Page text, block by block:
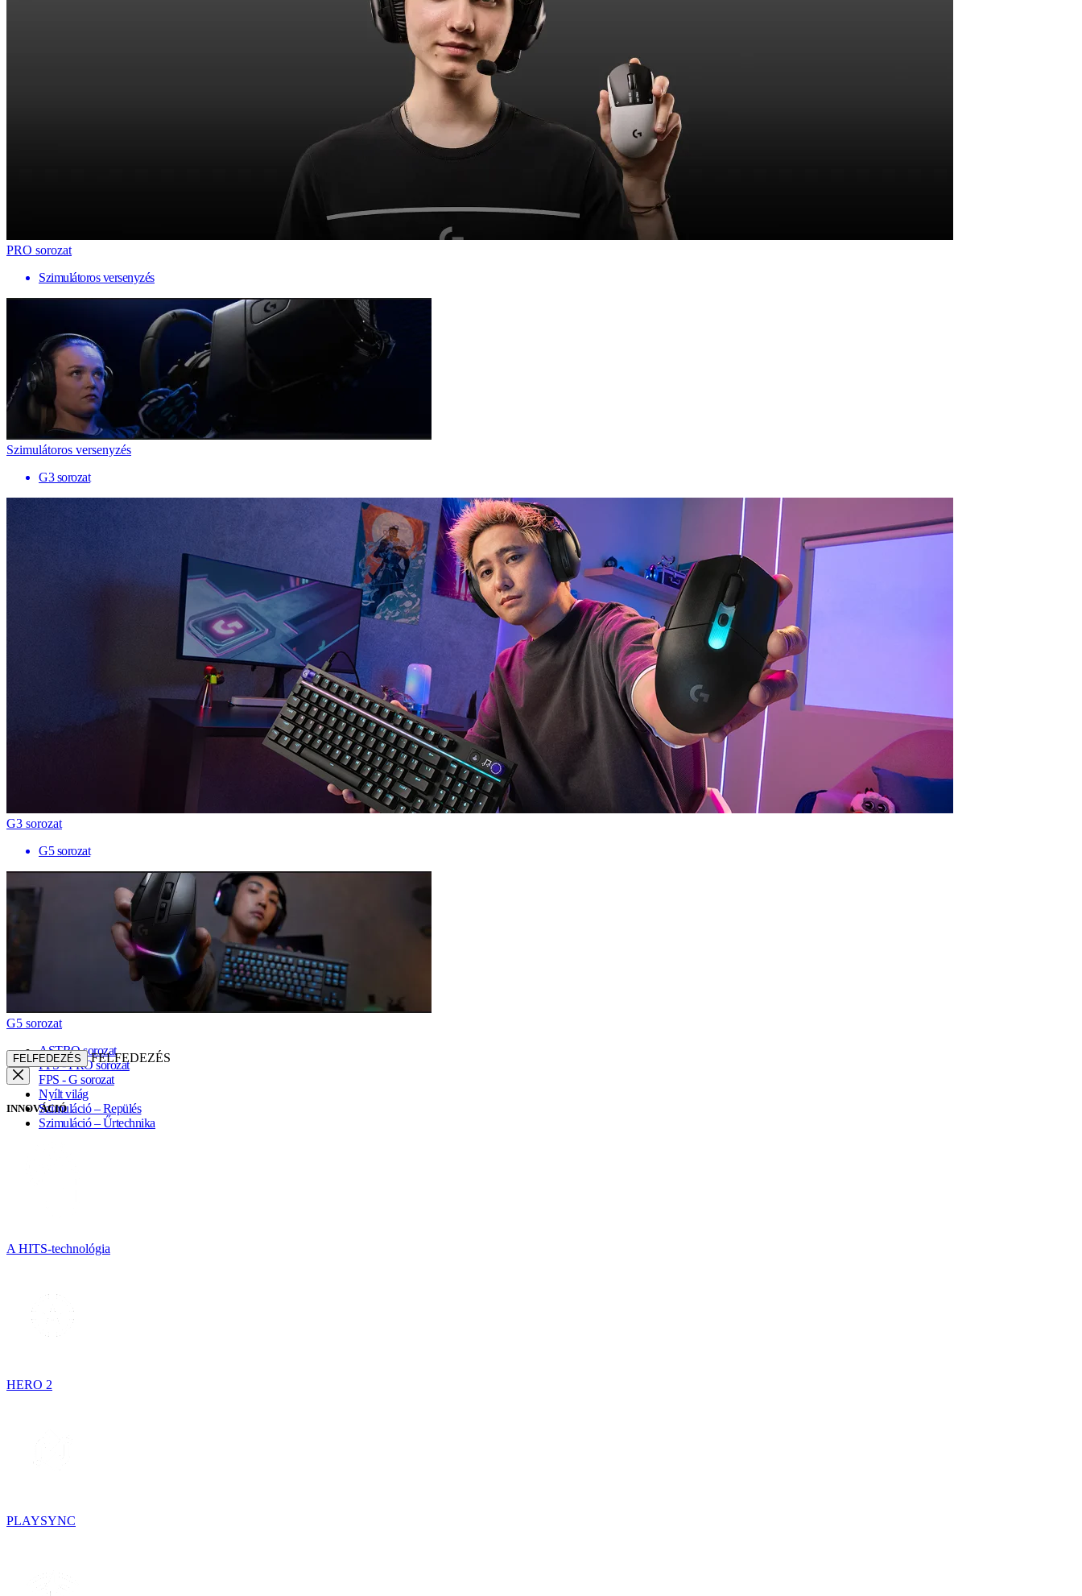
PRO sorozat
Szimulátoros versenyzés
Szimulátoros versenyzés
G3 sorozat
G3 sorozat
G5 sorozat
G5 sorozat
ASTRO sorozat
FPS - PRO sorozat
FPS - G sorozat
Nyílt világ
Szimuláció – Repülés
Szimuláció – Űrtechnika
FELFEDEZÉS FELFEDEZÉS
INNOVÁCIÓ
A HITS-technológia
HERO 2
PLAYSYNC